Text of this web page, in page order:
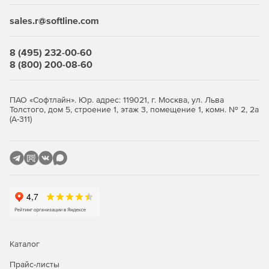
моделирования и управления проектами. Она
поддерживает прямую работу с форматом чертежной
ошибки при обмене данными. Ключевые функции
включают параметрические примитивы,
а также модуль СПДС для оформления чертежей по
российским стандартам (автоматические рамки, штампы,
размеры).​
топопланов (модуль Топоплан), растрового
проектов генерирует документацию в универсальном
формате обмена данными (IFC) и трёхмерные (3D)
и конструктивные модели, обеспечивая единое
sales.r@softline.com
8 (495) 232-00-60
8 (800) 200-08-60
ПАО «Софтлайн». Юр. адрес: 119021, г. Москва, ул. Льва
Толстого, дом 5, строение 1, этаж 3, помещение 1, комн. № 2, 2а
(А-311)
Каталог
Прайс-листы